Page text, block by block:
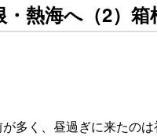
熱海へ（2）
多く、昼過ぎに来たの